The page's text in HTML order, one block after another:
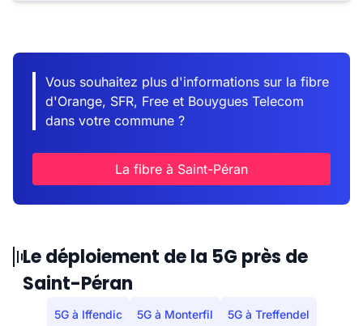
Vous souhaitez plus d'informations sur la fibre
d'Orange, SFR, Free et Bouygues Telecom
dans votre commune ?
La fibre à Saint-Péran
Le déploiement de la 5G près de
Saint-Péran
5G à Iffendic 5G à Monterfil 5G à Treffendel